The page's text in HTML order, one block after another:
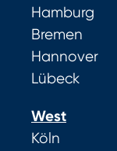
Hamburg
Bremen
Hannover
Lübeck
West
Köln